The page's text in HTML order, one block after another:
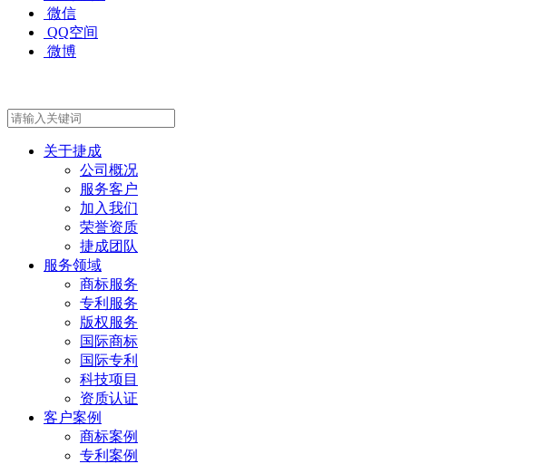
微信
QQ空间
微博
关于捷成
公司概况
服务客户
加入我们
荣誉资质
捷成团队
服务领域
商标服务
专利服务
版权服务
国际商标
国际专利
科技项目
资质认证
客户案例
商标案例
专利案例